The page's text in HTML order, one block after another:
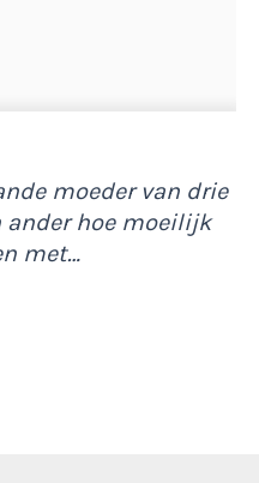
moeder van drie
ander hoe moeilijk
met…